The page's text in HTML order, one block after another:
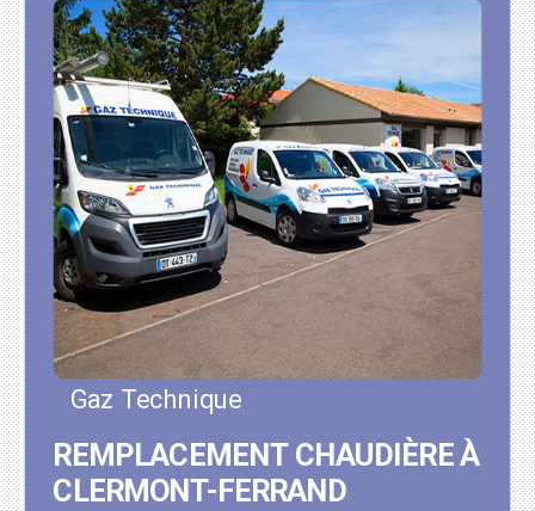
Gaz Technique
REMPLACEMENT CHAUDIÈRE À
CLERMONT-FERRAND